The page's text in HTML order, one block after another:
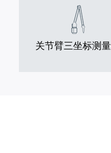
关节臂三坐标测